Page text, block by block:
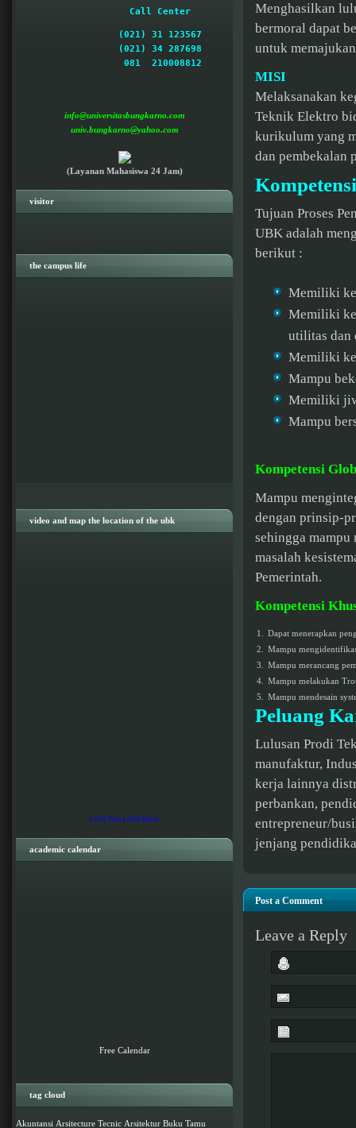
Menghasilkan
bermoral dapat
untuk
MISI
Melaksanakan
Teknik Elektro
kurikulum yang
dan pembekalan
Tujuan Proses
UBK adalah
berikut :
Memiliki
Memiliki
utilitas dan
Memiliki
Mampu
Memiliki
Mampu
Kompetensi
Mampu
dengan prinsip-
sehingga
masalah
Pemerintah.
Kompetensi
1.
Dapat menerapkan
2.
Mampu
3.
Mampu merancang
4.
Mampu melakukan
5.
Mampu mendesain
Peluang
Lulusan Prodi
manufaktur,
kerja lainnya
perbankan,
entrepreneur/
jenjang
Post a Comment
Leave a Reply
Call Center
(021) 31 123567
(021) 34 287698
  081  210008812
info@universitasbungkarno.com
univ.bungkarno@yahoo.com
(Layanan Mahasiswa 24 Jam)
visitor
the campus life
video and map the location of the ubk
Lihat Peta Lebih Besar
academic calendar
Free Calendar
tag cloud
Akuntansi Arsitecture Tecnic Arsitektur Buku Tamu